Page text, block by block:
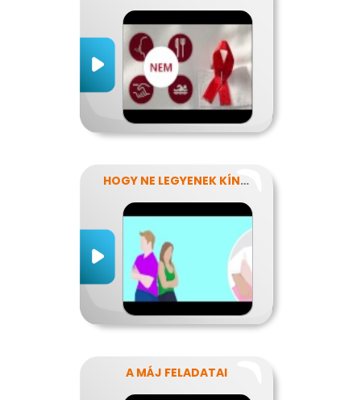
HOGY NE LEGYENEK KÍNOS TITKOK
A MÁJ FELADATAI